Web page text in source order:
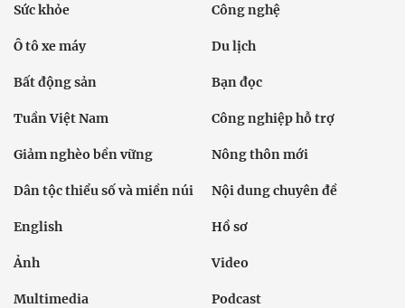
Sức khỏe Công nghệ
Ô tô xe máy Du lịch
Bất động sản Bạn đọc
Tuần Việt Nam Công nghiệp hỗ trợ
Giảm nghèo bền vững Nông thôn mới
Dân tộc thiểu số và miền núi Nội dung chuyên đề
English Hồ sơ
Ảnh Video
Multimedia Podcast